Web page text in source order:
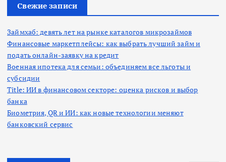
Свежие записи
Займхаб: девять лет на рынке каталогов микрозаймов
Финансовые маркетплейсы: как выбрать лучший займ и
подать онлайн-заявку на кредит
Военная ипотека для семьи: объединяем все льготы и
субсидии
Title: ИИ в финансовом секторе: оценка рисков и выбор
банка
Биометрия, QR и ИИ: как новые технологии меняют
банковский сервис